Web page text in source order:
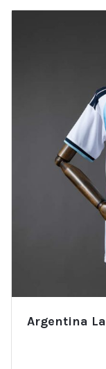
Argentina